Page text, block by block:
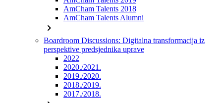
AmCham Talents 2018
AmCham Talents Alumni
chevron_right
Boardroom Discussions: Digitalna transformacija iz
perspektive predsjednika uprave
2022
2020./2021.
2019./2020.
2018./2019.
2017./2018.